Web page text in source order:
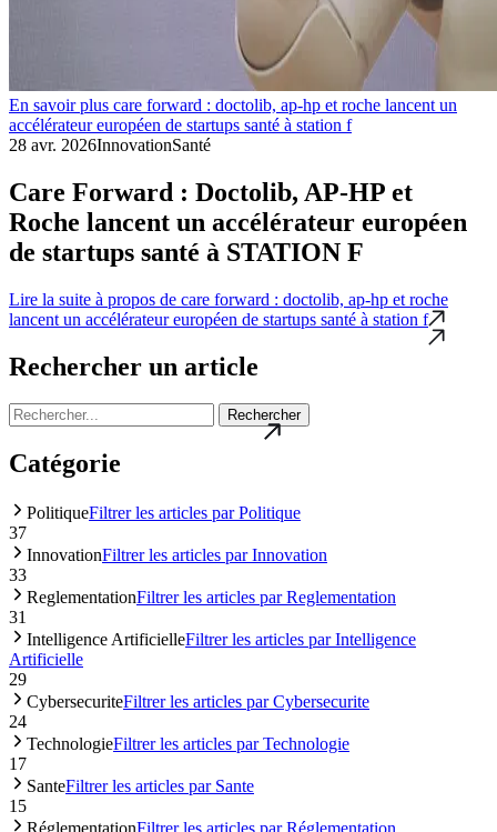
En savoir plus care forward : doctolib, ap-hp et roche lancent un
accélérateur européen de startups santé à station f
28 avr. 2026InnovationSanté
Care Forward : Doctolib, AP-HP et
Roche lancent un accélérateur européen
de startups santé à STATION F
Lire la suite à propos de care forward : doctolib, ap-hp et roche
lancent un accélérateur européen de startups santé à station f
Rechercher un article
Rechercher
Catégorie
PolitiqueFiltrer les articles par Politique
37
InnovationFiltrer les articles par Innovation
33
ReglementationFiltrer les articles par Reglementation
31
Intelligence ArtificielleFiltrer les articles par Intelligence
Artificielle
29
CybersecuriteFiltrer les articles par Cybersecurite
24
TechnologieFiltrer les articles par Technologie
17
SanteFiltrer les articles par Sante
15